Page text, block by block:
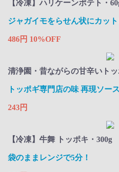
【冷凍】ハリケーンポテト・
ジャガイモをらせん状にカット
486円 10%OFF
清浄園・昔ながらの甘辛いト
トッポギ専門店の味 再現ソース
243円
【冷凍】牛舞 トッポキ・300g
袋のままレンジで5分！